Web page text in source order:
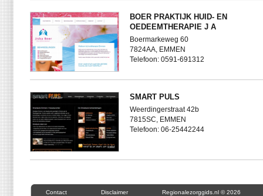
BOER PRAKTIJK HUID- EN
OEDEEMTHERAPIE J A
Boermarkeweg 60
7824AA, EMMEN
Telefoon: 0591-691312
SMART PULS
Weerdingerstraat 42b
7815SC, EMMEN
Telefoon: 06-25442244
Contact Disclaimer Regionalezorggids.nl © 2026